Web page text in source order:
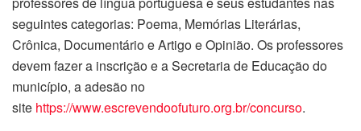
seguintes categorias: Poema, Memórias Literárias,
Crônica, Documentário e Artigo e Opinião. Os professores
devem fazer a inscrição e a Secretaria de Educação do
município, a adesão no
site https://www.escrevendoofuturo.org.br/concurso.